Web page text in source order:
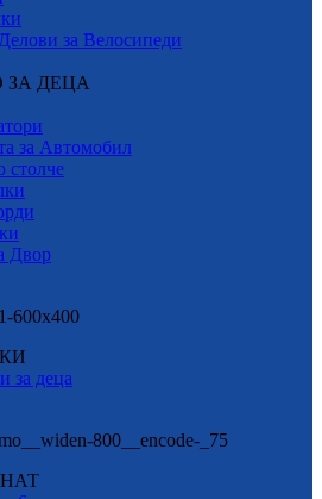
за Велосипеди
ЗА ДЕЦА
за Автомобил
столче
Двор
за деца